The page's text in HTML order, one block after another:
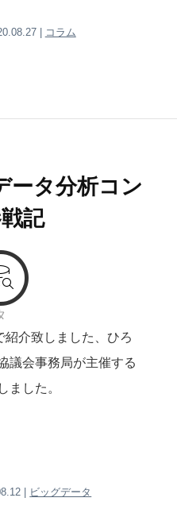
| コラム
ータ分析コン
記
介致しました、ひろ
議会事務局が主催する
ました。
| ビッグデータ